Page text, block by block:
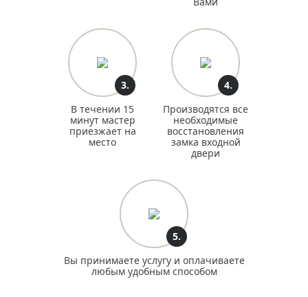
3.
В течении 15
минут мастер
приезжает на
место
4.
Производятся все
необходимые
восстановления
замка входной
двери
5.
Вы принимаете услугу и оплачиваете
любым удобным способом